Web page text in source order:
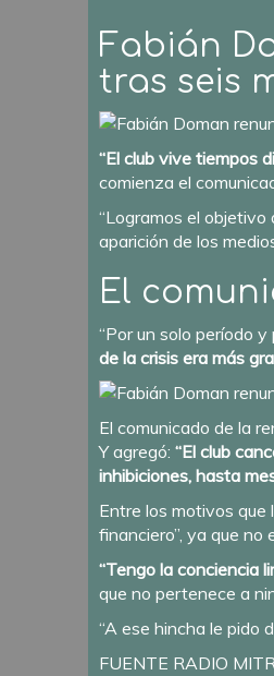
Fabián
tras seis
“El club vive tiempos
comienza el
“Logramos el objetivo
aparición de los
El
“Por un solo período
de la crisis era más
El comunicado de la
Y agregó:“El club
inhibiciones, hasta
Entre los motivos que
financiero”, ya que no
“Tengo la conciencia
que no pertenece a
“A ese hincha le pido
FUENTE RADIO